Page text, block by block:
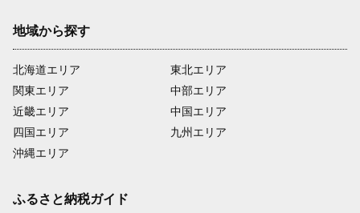
地域から探す
北海道エリア
関東エリア
近畿エリア
四国エリア
沖縄エリア
東北エリア
中部エリア
中国エリア
九州エリア
ふるさと納税ガイド